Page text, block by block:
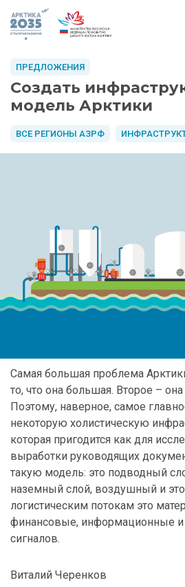
Создать
модель Арктики
ВСЕ РЕГИОНЫ АЗРФ
ПРЕДЛОЖЕНИЯ
Самая большая проблема
то, что она большая. Второе –
Поэтому, наверное, самое
некоторую холистическую
которая пригодится как для
выработки руководящих
такую модель: это подводный
наземный слой, воздушный и
логистическим потокам это
финансовые, информационные и
сигналов.
Виталий Черенков